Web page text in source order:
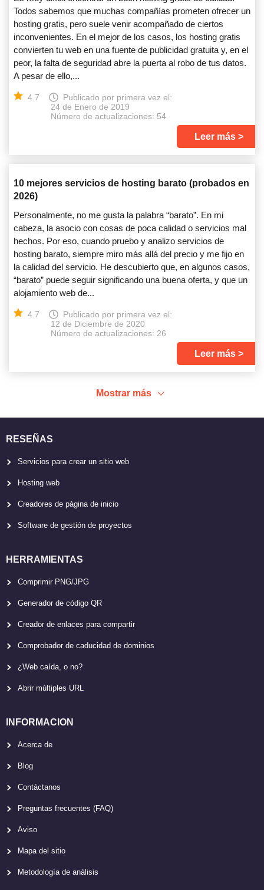
Todos sabemos que muchas compañías prometen ofrecer un
hosting gratis, pero suele venir acompañado de ciertos
inconvenientes. En el mejor de los casos, los hosting gratis
convierten tu web en una fuente de publicidad gratuita y, en el
peor, la falta de seguridad abre la puerta al robo de tus datos.
A pesar de ello,...
4.7
Publicado por primera vez el:
24 de Enero de 2019
Número de actualizaciones: 54
Leer más
10 mejores servicios de hosting barato (probados en
2026)
Personalmente, no me gusta la palabra “barato”. En mi
cabeza, la asocio con cosas de poca calidad o servicios mal
hechos. Por eso, cuando pruebo y analizo servicios de
hosting barato, siempre miro más allá del precio y me fijo en
la calidad del servicio. He descubierto que, en algunos casos,
“barato” puede seguir significando una buena oferta, y que un
alojamiento web de...
4.7
Publicado por primera vez el:
12 de Diciembre de 2020
Número de actualizaciones: 26
Leer más
Mostrar más
RESEÑAS
Servicios para crear un sitio web
Hosting web
Creadores de página de inicio
Software de gestión de proyectos
HERRAMIENTAS
Comprimir PNG/JPG
Generador de código QR
Creador de enlaces para compartir
Comprobador de caducidad de dominios
¿Web caída, o no?
Abrir múltiples URL
INFORMACION
Acerca de
Blog
Contáctanos
Preguntas frecuentes (FAQ)
Aviso
Mapa del sitio
Metodología de análisis